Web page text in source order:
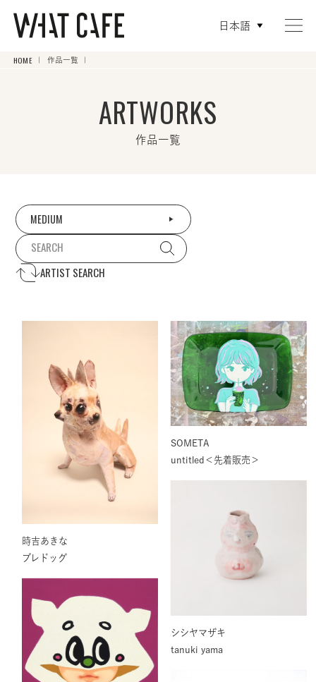
日本語
HOME 作品一覧
ARTWORKS
作品一覧
MEDIUM
ARTIST SEARCH
時吉あきな
ブレドッグ
SOMETA
untitled＜先着販売＞
シシヤマザキ
tanuki yama